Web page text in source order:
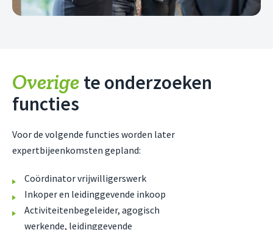
Overige te onderzoeken
functies
Voor de volgende functies worden later
expertbijeenkomsten gepland:
Coördinator vrijwilligerswerk
Inkoper en leidinggevende inkoop
Activiteitenbegeleider, agogisch
werkende, leidinggevende